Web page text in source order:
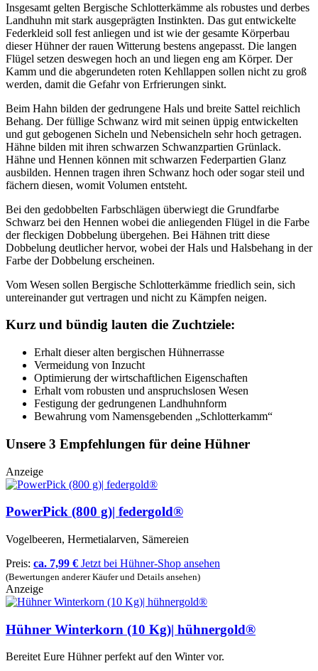
Insgesamt gelten Bergische Schlotterkämme als robustes und derbes
Landhuhn mit stark ausgeprägten Instinkten. Das gut entwickelte
Federkleid soll fest anliegen und ist wie der gesamte Körperbau
dieser Hühner der rauen Witterung bestens angepasst. Die langen
Flügel setzen deswegen hoch an und liegen eng am Körper. Der
Kamm und die abgerundeten roten Kehllappen sollen nicht zu groß
werden, damit die Gefahr von Erfrierungen sinkt.
Beim Hahn bilden der gedrungene Hals und breite Sattel reichlich
Behang. Der füllige Schwanz wird mit seinen üppig entwickelten
und gut gebogenen Sicheln und Nebensicheln sehr hoch getragen.
Hähne bilden mit ihren schwarzen Schwanzpartien Grünlack.
Hähne und Hennen können mit schwarzen Federpartien Glanz
ausbilden. Hennen tragen ihren Schwanz hoch oder sogar steil und
fächern diesen, womit Volumen entsteht.
Bei den gedobbelten Farbschlägen überwiegt die Grundfarbe
Schwarz bei den Hennen wobei die anliegenden Flügel in die Farbe
der fleckigen Dobbelung übergehen. Bei Hähnen tritt diese
Dobbelung deutlicher hervor, wobei der Hals und Halsbehang in der
Farbe der Dobbelung erscheinen.
Vom Wesen sollen Bergische Schlotterkämme friedlich sein, sich
untereinander gut vertragen und nicht zu Kämpfen neigen.
Kurz und bündig lauten die Zuchtziele:
Erhalt dieser alten bergischen Hühnerrasse
Vermeidung von Inzucht
Optimierung der wirtschaftlichen Eigenschaften
Erhalt vom robusten und anspruchslosen Wesen
Festigung der gedrungenen Landhuhnform
Bewahrung vom Namensgebenden „Schlotterkamm“
Unsere 3 Empfehlungen für deine Hühner
Anzeige
PowerPick (800 g)| federgold®
Vogelbeeren, Hermetialarven, Sämereien
Preis: ca. 7,99 € Jetzt bei Hühner-Shop ansehen
(Bewertungen anderer Käufer und Details ansehen)
Anzeige
Hühner Winterkorn (10 Kg)| hühnergold®
Bereitet Eure Hühner perfekt auf den Winter vor.